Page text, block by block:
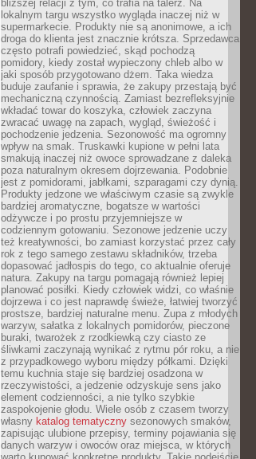
bliższej relacji z tym, co trafia na talerz. Na
lokalnym targu wszystko wygląda inaczej niż w
supermarkecie. Produkty nie są anonimowe, a ich
droga do klienta jest znacznie krótsza. Sprzedawca
często potrafi powiedzieć, skąd pochodzą
pomidory, kiedy został wypieczony chleb albo w
jaki sposób przygotowano dżem. Taka wiedza
buduje zaufanie i sprawia, że zakupy przestają być
mechaniczną czynnością. Zamiast bezrefleksyjnie
wkładać towar do koszyka, człowiek zaczyna
zwracać uwagę na zapach, wygląd, świeżość i
pochodzenie jedzenia. Sezonowość ma ogromny
wpływ na smak. Truskawki kupione w pełni lata
smakują inaczej niż owoce sprowadzane z daleka
poza naturalnym okresem dojrzewania. Podobnie
jest z pomidorami, jabłkami, szparagami czy dynią.
Produkty jedzone we właściwym czasie są zwykle
bardziej aromatyczne, bogatsze w wartości
odżywcze i po prostu przyjemniejsze w
codziennym gotowaniu. Sezonowe jedzenie uczy
też kreatywności, bo zamiast korzystać przez cały
rok z tego samego zestawu składników, trzeba
dopasować jadłospis do tego, co aktualnie oferuje
natura. Zakupy na targu pomagają również lepiej
planować posiłki. Kiedy człowiek widzi, co właśnie
dojrzewa i co jest naprawdę świeże, łatwiej tworzyć
prostsze, bardziej naturalne menu. Zupa z młodych
warzyw, sałatka z lokalnych pomidorów, pieczone
buraki, twarożek z rzodkiewką czy ciasto ze
śliwkami zaczynają wynikać z rytmu pór roku, a nie
z przypadkowego wyboru między półkami. Dzięki
temu kuchnia staje się bardziej osadzona w
rzeczywistości, a jedzenie odzyskuje sens jako
element codzienności, a nie tylko szybkie
zaspokojenie głodu. Wiele osób z czasem tworzy
własny katalog tematyczny sezonowych smaków,
zapisując ulubione przepisy, terminy pojawiania się
danych warzyw i owoców oraz miejsca, w których